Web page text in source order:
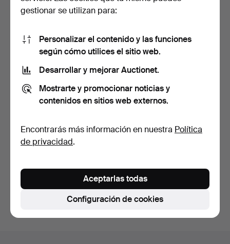
27 piezas, "Emma…
Suscribir búsqueda
También puedes buscar ennuestro archivo de
subastas concluidas.
gestionar se utilizan para:
Personalizar el contenido y las funciones
según cómo utilices el sitio web.
Desarrollar y mejorar Auctionet.
Mostrarte y promocionar noticias y
contenidos en sitios web externos.
Encontrarás más información en nuestra Política
de privacidad.
Configuración de cookies
Aceptarlas todas